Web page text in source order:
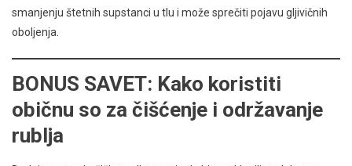
smanjenju štetnih supstanci u tlu i može sprečiti pojavu gljivičnih
oboljenja.
BONUS SAVET: Kako koristiti
običnu so za čišćenje i održavanje
rublja